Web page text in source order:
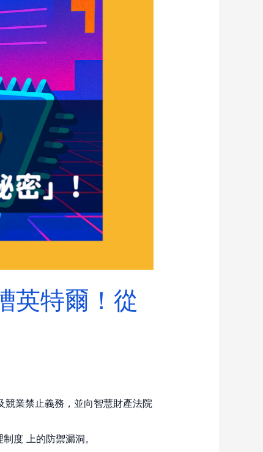
英特爾！從
業禁止義務，並向智慧財產法院
度 上的防禦漏洞。